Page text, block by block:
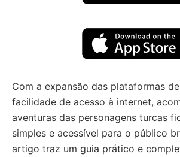
Com a expansão das plataformas
facilidade de acesso à internet,
aventuras das personagens turcas
simples e acessível para o público
artigo traz um guia prático e